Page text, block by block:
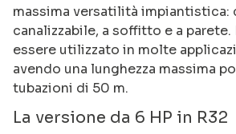
massima versatilità impiantistica:
canalizzabile, a soffitto e a
essere utilizzato in molte
avendo una lunghezza massima
tubazioni di 50 m.
La versione da 6 HP in R32